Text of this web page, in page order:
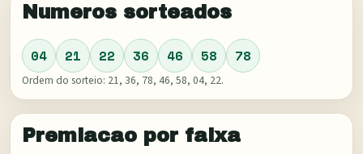
Numeros sorteados
04 21 22 36 46 58 78
Ordem do sorteio: 21, 36, 78, 46, 58, 04, 22.
Premiacao por faixa